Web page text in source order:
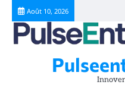
Skip
content
Août 10, 2026